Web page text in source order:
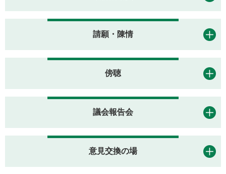
請願・陳情
傍聴
議会報告会
意見交換の場